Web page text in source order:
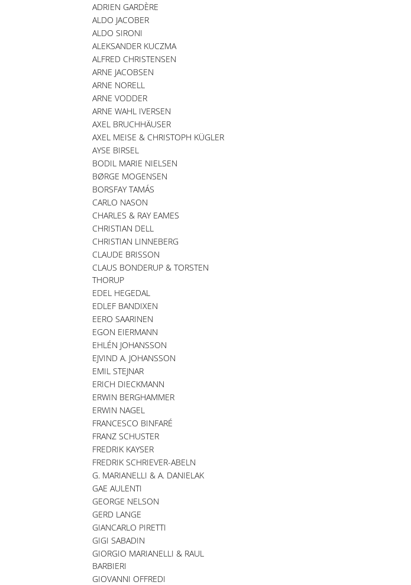
ADRIEN GARDÈRE
ALDO JACOBER
ALDO SIRONI
ALEKSANDER KUCZMA
ALFRED CHRISTENSEN
ARNE JACOBSEN
ARNE NORELL
ARNE VODDER
ARNE WAHL IVERSEN
AXEL BRUCHHÄUSER
AXEL MEISE & CHRISTOPH KÜGLER
AYSE BIRSEL
BODIL MARIE NIELSEN
BØRGE MOGENSEN
BORSFAY TAMÁS
CARLO NASON
CHARLES & RAY EAMES
CHRISTIAN DELL
CHRISTIAN LINNEBERG
CLAUDE BRISSON
CLAUS BONDERUP & TORSTEN
THORUP
EDEL HEGEDAL
EDLEF BANDIXEN
EERO SAARINEN
EGON EIERMANN
EHLÉN JOHANSSON
EJVIND A. JOHANSSON
EMIL STEJNAR
ERICH DIECKMANN
ERWIN BERGHAMMER
ERWIN NAGEL
FRANCESCO BINFARÉ
FRANZ SCHUSTER
FREDRIK KAYSER
FREDRIK SCHRIEVER-ABELN
G. MARIANELLI & A. DANIELAK
GAE AULENTI
GEORGE NELSON
GERD LANGE
GIANCARLO PIRETTI
GIGI SABADIN
GIORGIO MARIANELLI & RAUL
BARBIERI
GIOVANNI OFFREDI